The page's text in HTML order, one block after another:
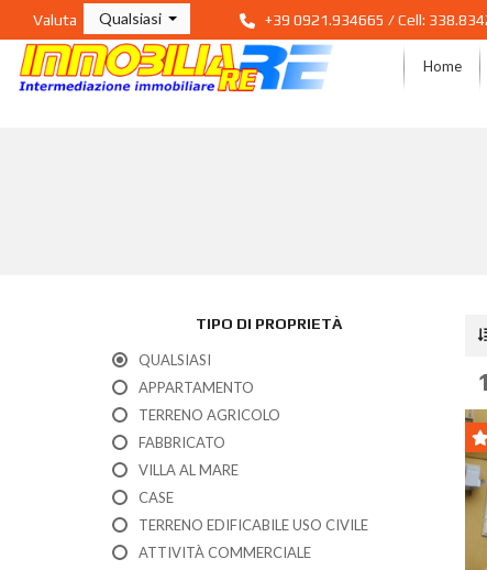
Valuta Qualsiasi +39 0921.934665 / Cell:
Home
TIPO DI PROPRIETÀ
QUALSIASI
APPARTAMENTO
TERRENO AGRICOLO
FABBRICATO
VILLA AL MARE
CASE
TERRENO EDIFICABILE USO CIVILE
ATTIVITÀ COMMERCIALE